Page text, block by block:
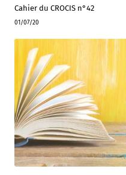
Cahier du CROCIS n°42
01/07/20